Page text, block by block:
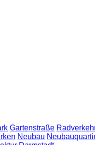
Gartenstraße
Neubau